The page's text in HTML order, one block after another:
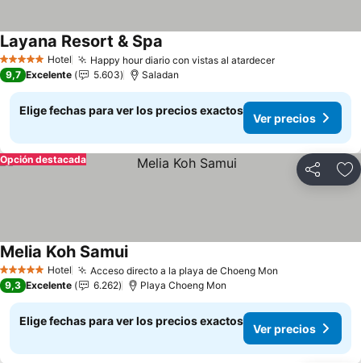
5 Estrellas Hotel Happy hour diario con vistas al atardecerVer precios
Layana Resort & Spa
9,7 Excelente 5.603 Saladan
Elige fechas para ver los precios exactos
Ver precios
Compartir
Opción destacada
5 Estrellas Hotel Acceso directo a la playa de Choeng Mon
Melia Koh SamuiVer precios
9,3 Excelente 6.262 Playa Choeng Mon
Elige fechas para ver los precios exactos
Ver precios